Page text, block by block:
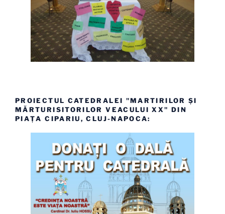
PROIECTUL CATEDRALEI "MARTIRILOR ȘI
MĂRTURISITORILOR VEACULUI XX" DIN
PIAȚA CIPARIU, CLUJ-NAPOCA: